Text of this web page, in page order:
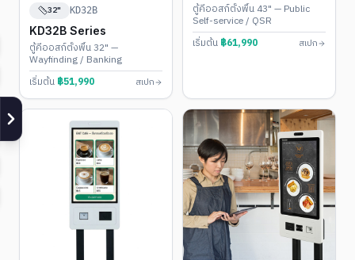
32" KD32B
KD32B Series
ตู้คีออสก์ตั้งพื้น 32" —
Wayfinding / Banking
เริ่มต้น ฿51,990 สเปก
ตู้คีออสก์ตั้งพื้น 43" — Public
Self-service / QSR
เริ่มต้น ฿61,990 สเปก